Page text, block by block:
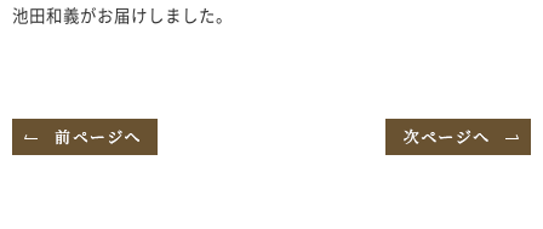
池田和義がお届けしました。